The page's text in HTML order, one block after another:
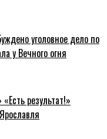
уголовное дело по
у Вечного огня
результат!»